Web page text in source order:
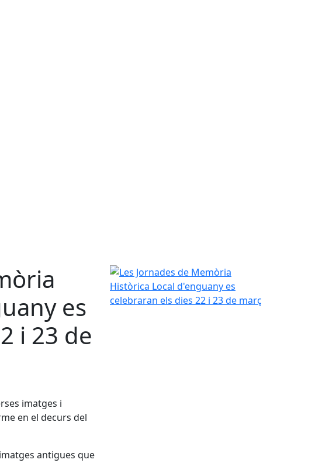
es
i 23 de
imatges i
en el decurs del
antigues que
Les Jornades de Memòria Històrica Local